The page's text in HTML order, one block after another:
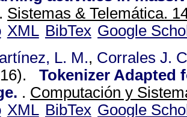
. Sistemas & Telemática.
XML BibTex Google
L. M., Corrales J.
Tokenizer Adapted
. Computación y
XML BibTex Google